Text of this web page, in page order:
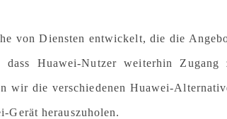
von Diensten entwickelt, die die
Huawei-Nutzer weiterhin Zugang
wir die verschiedenen Huawei-
Gerät herauszuholen.